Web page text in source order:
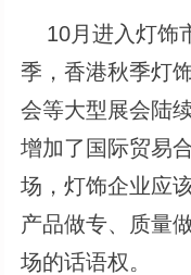
10月进入灯饰
季，香港秋季灯
会等大型展会陆
增加了国际贸易
场，灯饰企业应
产品做专、质量
场的话语权。